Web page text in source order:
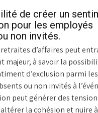
de créer un
pour les employés
non invités.
d’affaires peut
majeur, à savoir la
d’exclusion parmi les
ou non invités à
peut générer des
altérer la cohésion et nuire